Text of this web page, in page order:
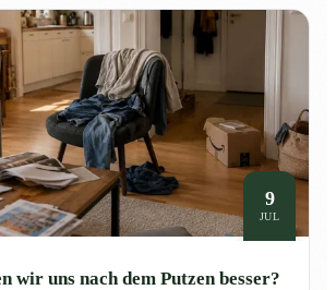
9
JUL
wir uns nach dem Putzen besser?